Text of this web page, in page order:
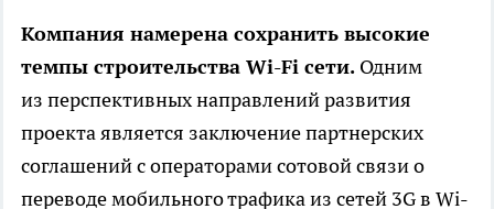
Компания намерена сохранить высокие
темпы строительства Wi-Fi сети. Одним
из перспективных направлений развития
проекта является заключение партнерских
соглашений с операторами сотовой связи о
переводе мобильного трафика из сетей 3G в Wi-